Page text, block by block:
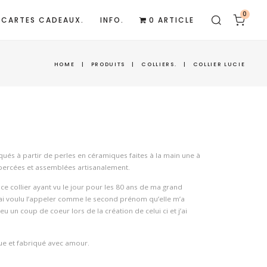
CARTES CADEAUX. INFO. 0 ARTICLE
0
HOME | PRODUITS | COLLIERS. | COLLIER LUCIE
à partir de perles en céramiques faites à la main une à
et assemblées artisanalement.
collier ayant vu le jour pour les 80 ans de ma grand
voulu l’appeler comme le second prénom qu’elle m’a
eu un coup de coeur lors de la création de celui ci et j’ai
et fabriqué avec amour.